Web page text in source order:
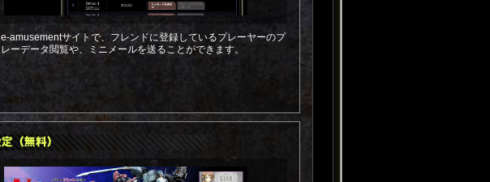
e-amusementサイトで、フレンドに登録しているプレーヤーのプ
レーデータ閲覧や、ミニメールを送ることができます。